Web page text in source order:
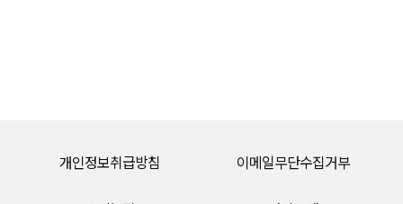
개인정보취급방침 이메일무단수집거부